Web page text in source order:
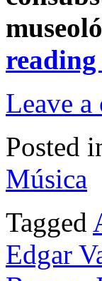
reading
Leave a
Posted
Música
Tagged
Edgar